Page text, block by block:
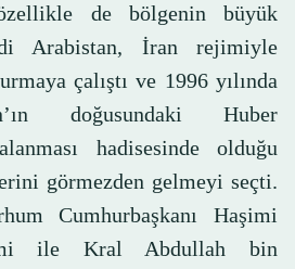
de bölgenin büyük
Arabistan, İran rejimiyle
çalıştı ve 1996 yılında
doğusundaki Huber
hadisesinde olduğu
görmezden gelmeyi seçti.
Cumhurbaşkanı Haşimi
ile Kral Abdullah bin